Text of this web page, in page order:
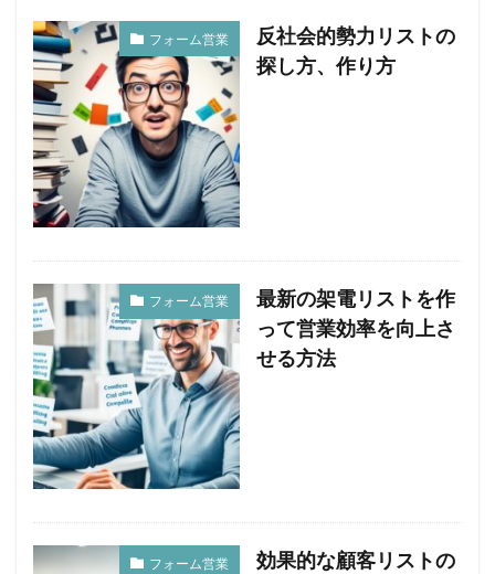
フォーム営業
反社会的勢力リストの
探し方、作り方
フォーム営業
最新の架電リストを作
って営業効率を向上さ
せる方法
フォーム営業
効果的な顧客リストの